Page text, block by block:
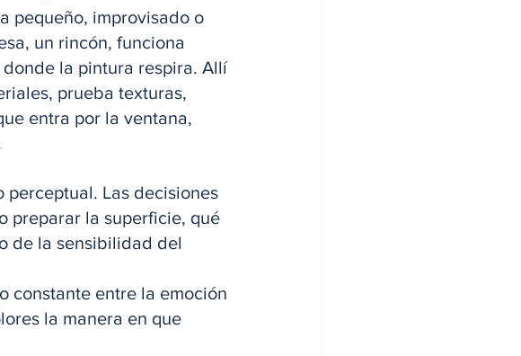
pequeño, improvisado o
un rincón, funciona
la pintura respira. Allí
prueba texturas,
entra por la ventana,
perceptual. Las decisiones
preparar la superficie, qué
de la sensibilidad del
constante entre la emoción
la manera en que